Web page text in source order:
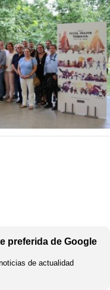
preferida de Google
de actualidad